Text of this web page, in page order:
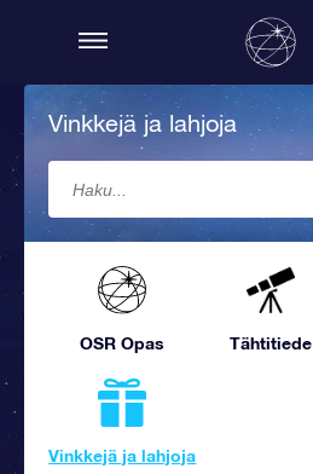
Vinkkejä ja lahjoja
OSR Opas Tähtitiede
Vinkkejä ja lahjoja